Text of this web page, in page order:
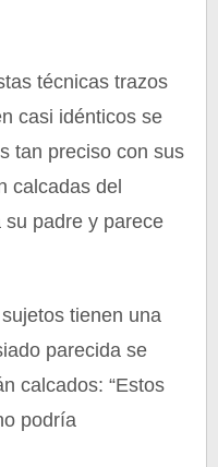
técnicas trazos
casi idénticos se
tan preciso con sus
calcadas del
su padre y parece
tienen una
parecida se
calcados: “Estos
podría